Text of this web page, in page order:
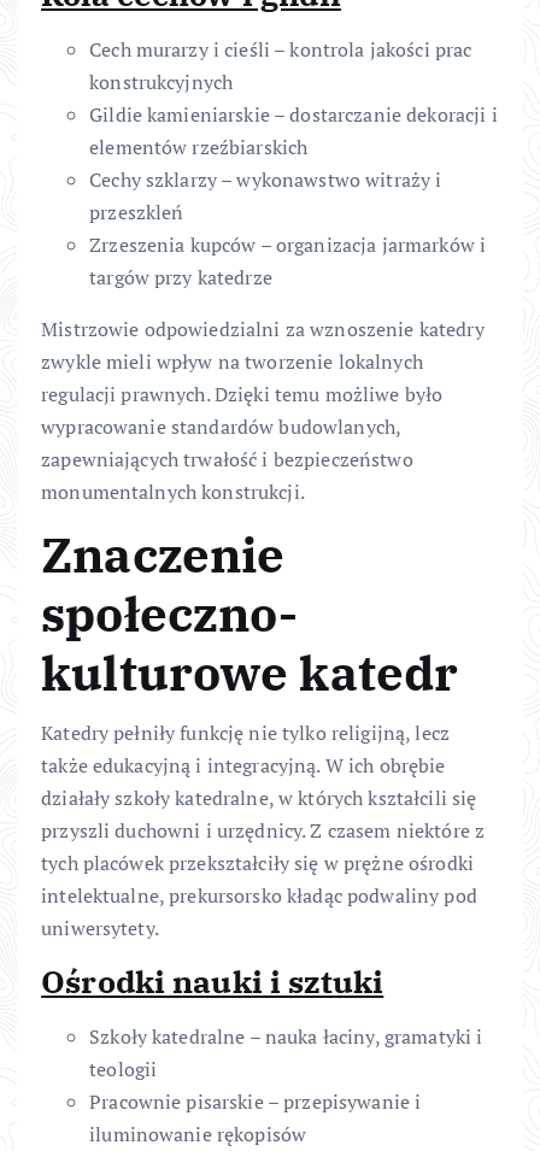
Cech murarzy i cieśli – kontrola jakości prac
konstrukcyjnych
Gildie kamieniarskie – dostarczanie dekoracji i
elementów rzeźbiarskich
Cechy szklarzy – wykonawstwo witraży i
przeszkleń
Zrzeszenia kupców – organizacja jarmarków i
targów przy katedrze
Mistrzowie odpowiedzialni za wznoszenie katedry
zwykle mieli wpływ na tworzenie lokalnych
regulacji prawnych. Dzięki temu możliwe było
wypracowanie standardów budowlanych,
zapewniających trwałość i bezpieczeństwo
monumentalnych konstrukcji.
Znaczenie
społeczno-
kulturowe katedr
Katedry pełniły funkcję nie tylko religijną, lecz
także edukacyjną i integracyjną. W ich obrębie
działały szkoły katedralne, w których kształcili się
przyszli duchowni i urzędnicy. Z czasem niektóre z
tych placówek przekształciły się w prężne ośrodki
intelektualne, prekursorsko kładąc podwaliny pod
uniwersytety.
Ośrodki nauki i sztuki
Szkoły katedralne – nauka łaciny, gramatyki i
teologii
Pracownie pisarskie – przepisywanie i
iluminowanie rękopisów